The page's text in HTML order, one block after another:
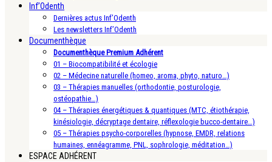
Inf’Odenth
Dernières actus Inf’Odenth
Les newsletters Inf’Odenth
Documenthèque
Documenthèque Premium Adhérent
01 – Biocompatibilité et écologie
02 – Médecine naturelle (homeo, aroma, phyto, naturo…)
03 – Thérapies manuelles (orthodontie, posturologie,
ostéopathie…)
04 – Thérapies énergétiques & quantiques (MTC, étiothérapie,
kinésiologie, décryptage dentaire, réflexologie bucco-dentaire…)
05 – Thérapies psycho-corporelles (hypnose, EMDR, relations
humaines, ennéagramme, PNL, sophrologie, méditation…)
ESPACE ADHÉRENT